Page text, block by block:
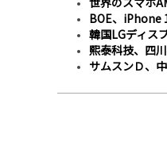
BOE、iPhone
韓国LGディス
熙泰科技、四
サムスンＤ、